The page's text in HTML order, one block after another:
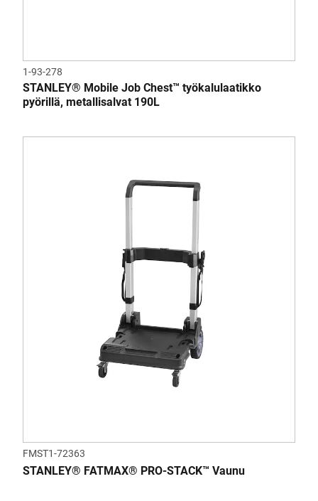
1-93-278
STANLEY® Mobile Job Chest™ työkalulaatikko
pyörillä, metallisalvat 190L
FMST1-72363
STANLEY® FATMAX® PRO-STACK™ Vaunu